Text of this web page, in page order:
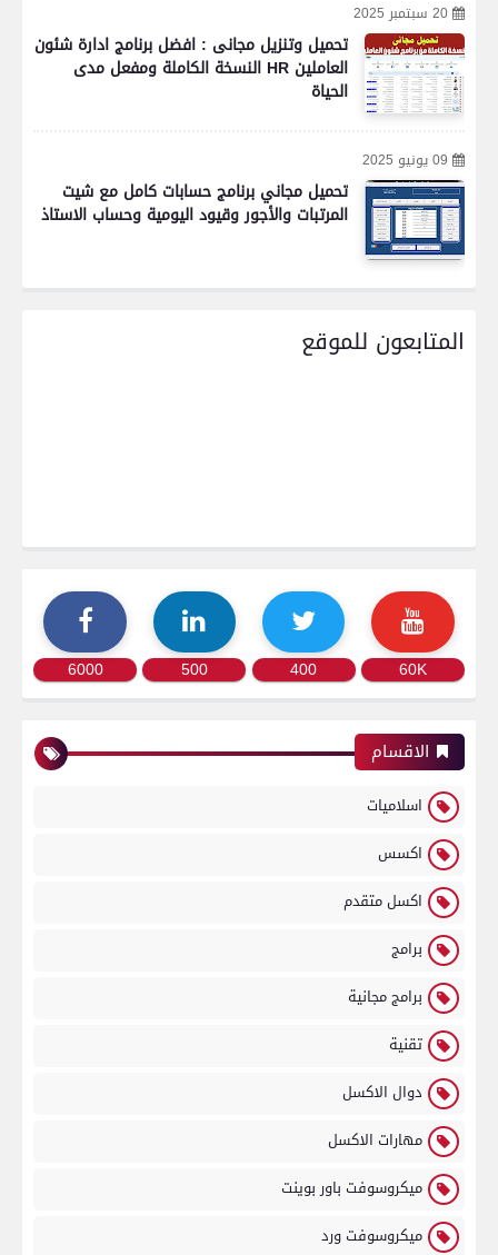
20 سبتمبر 2025
تحميل وتنزيل مجانى : افضل برنامج ادارة شئون
العاملين HR النسخة الكاملة ومفعل مدى
الحياة
09 يونيو 2025
تحميل مجاني برنامج حسابات كامل مع شيت
المرتبات والأجور وقيود اليومية وحساب الاستاذ
المتابعون للموقع
60K
400
500
6000
الاقسام
اسلاميات
اكسس
اكسل متقدم
برامج
برامج مجانية
تقنية
دوال الاكسل
مهارات الاكسل
ميكروسوفت باور بوينت
ميكروسوفت ورد